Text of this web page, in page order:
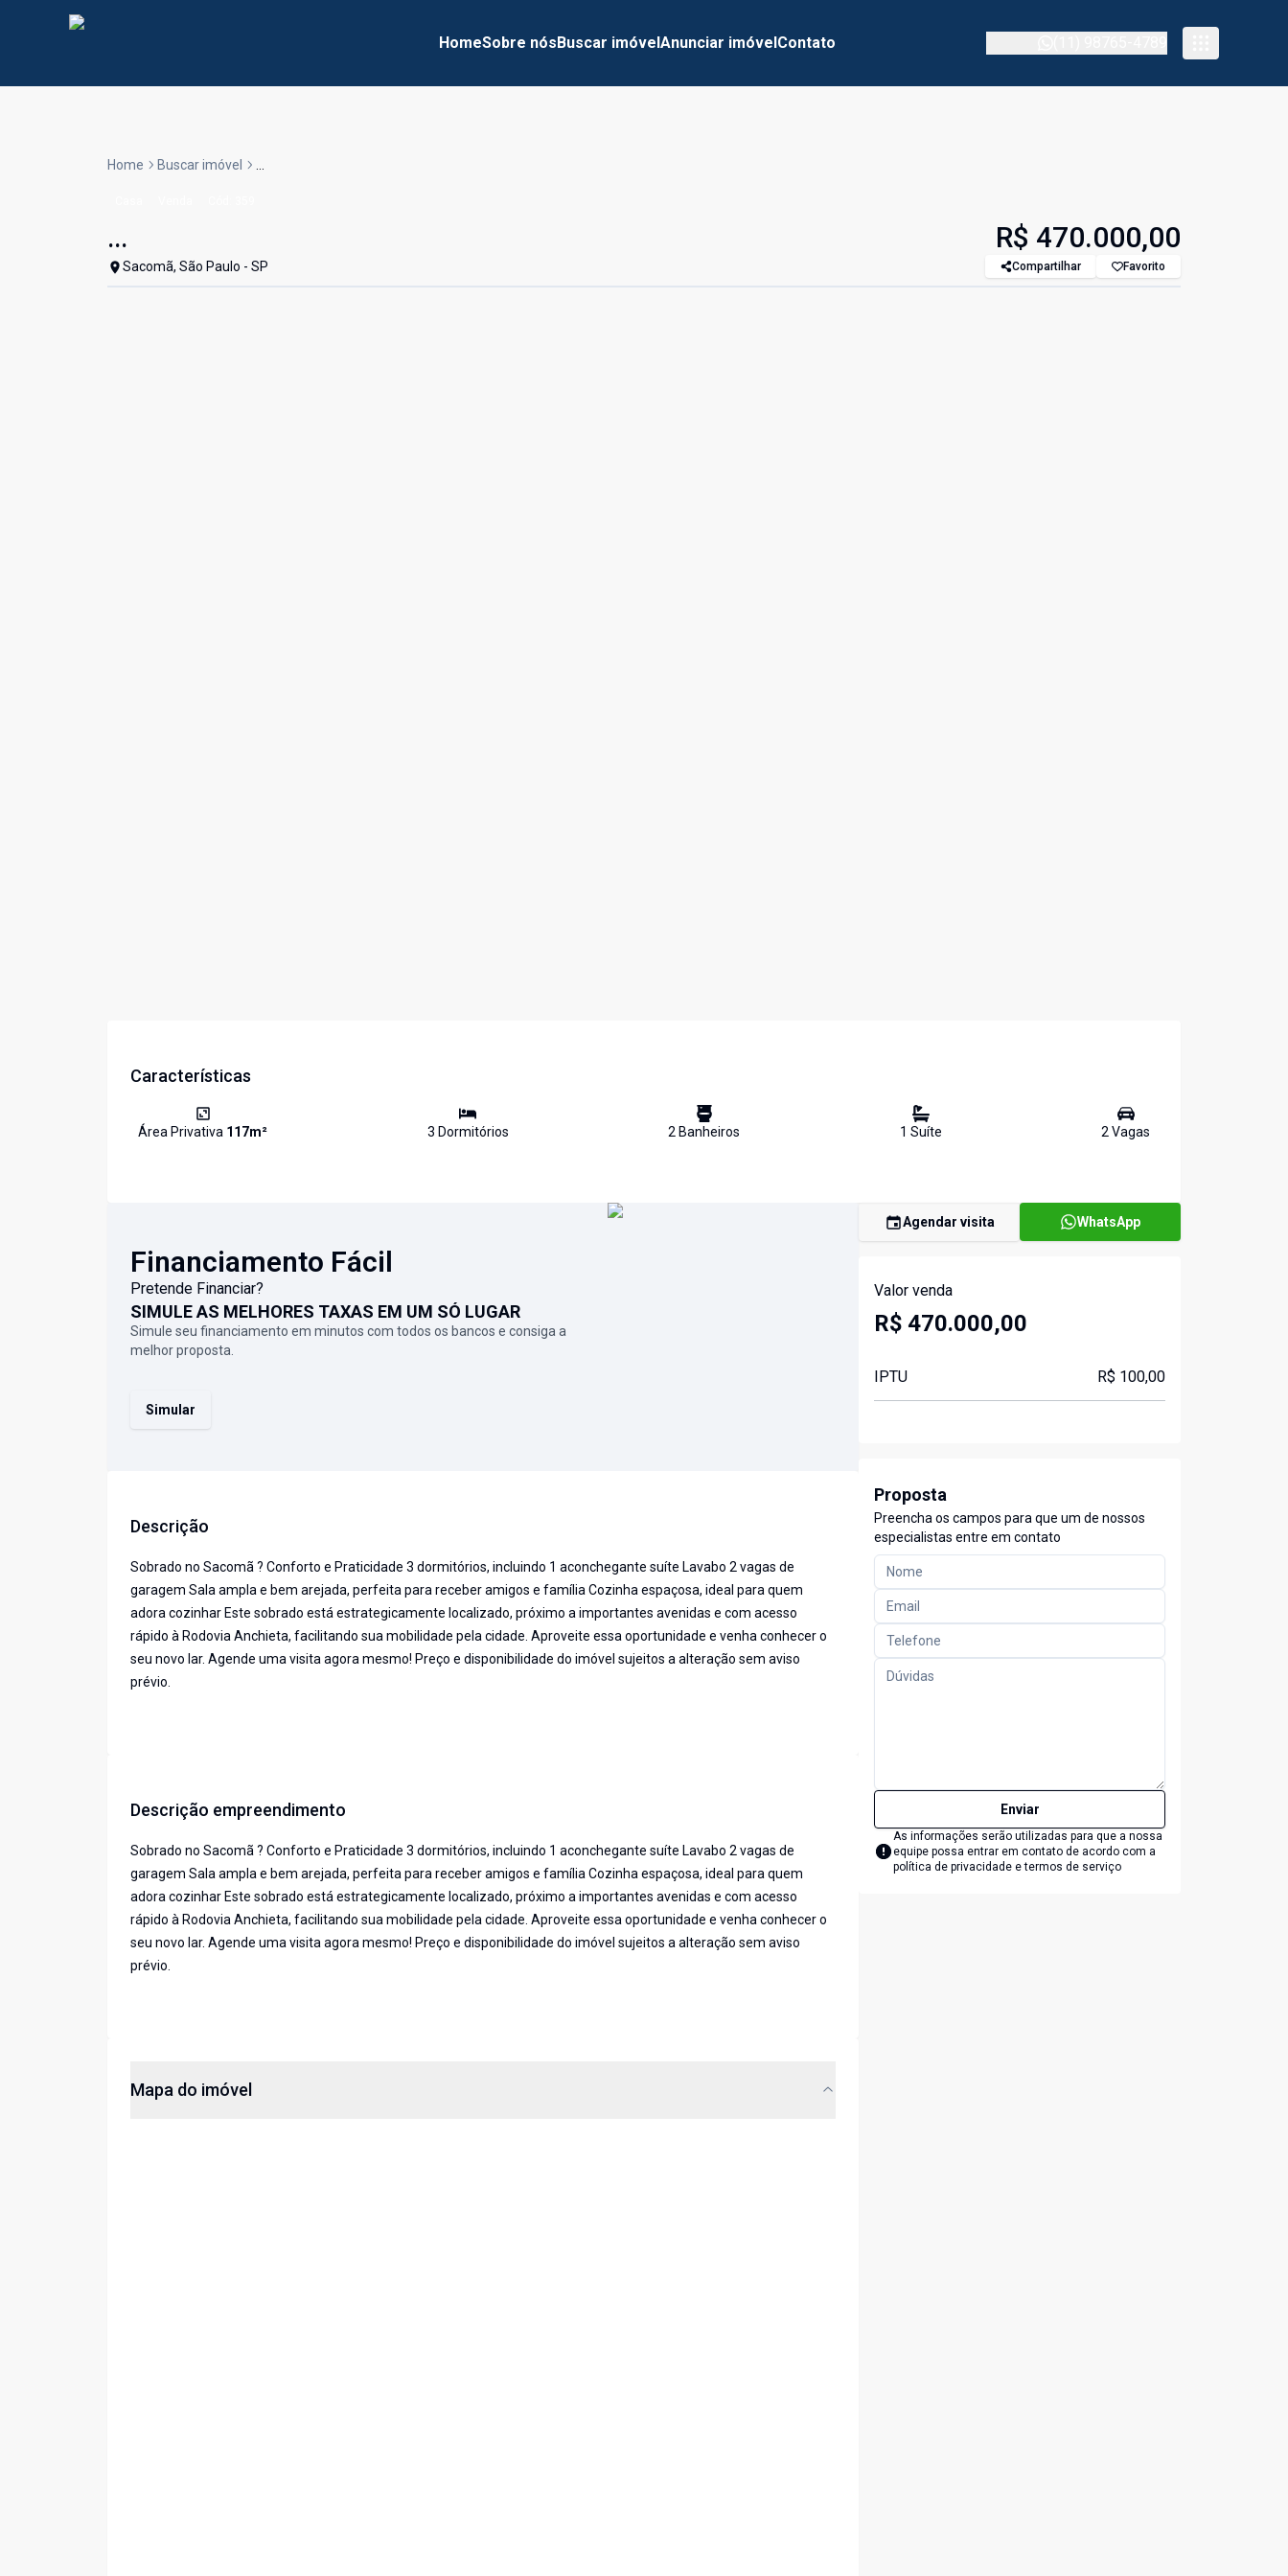
HomeSobre nósBuscar imóvelAnunciar imóvelContato
Home Buscar imóvel ...
...
Sacomã, São Paulo - SP
R$ 470.000,00
Compartilhar Favorito
Características
Área Privativa 117m² 3 Dormitórios 2 Banheiros 1 Suíte 2Vagas
Financiamento Fácil
Pretende Financiar?
SIMULE AS MELHORES TAXAS EM UM SÓ LUGAR
Simule seu financiamento em minutos com todos os bancos e consiga a
melhor proposta.
Simular
Descrição
Sobrado no Sacomã ? Conforto e Praticidade 3 dormitórios, incluindo 1 aconchegante suíte Lavabo 2 vagas de
garagem Sala ampla e bem arejada, perfeita para receber amigos e família Cozinha espaçosa, ideal para quem
adora cozinhar Este sobrado está estrategicamente localizado, próximo a importantes avenidas e com acesso
rápido à Rodovia Anchieta, facilitando sua mobilidade pela cidade. Aproveite essa oportunidade e venha conhecer o
seu novo lar. Agende uma visita agora mesmo! Preço e disponibilidade do imóvel sujeitos a alteração sem aviso
prévio.
Descrição empreendimento
Sobrado no Sacomã ? Conforto e Praticidade 3 dormitórios, incluindo 1 aconchegante suíte Lavabo 2 vagas de
garagem Sala ampla e bem arejada, perfeita para receber amigos e família Cozinha espaçosa, ideal para quem
adora cozinhar Este sobrado está estrategicamente localizado, próximo a importantes avenidas e com acesso
rápido à Rodovia Anchieta, facilitando sua mobilidade pela cidade. Aproveite essa oportunidade e venha conhecer o
seu novo lar. Agende uma visita agora mesmo! Preço e disponibilidade do imóvel sujeitos a alteração sem aviso
prévio.
Mapa do imóvel
Agendar visita WhatsApp
Valor venda
R$ 470.000,00
IPTU R$ 100,00
Proposta
Preencha os campos para que um de nossos
especialistas entre em contato
Enviar
As informações serão utilizadas para que a nossa
equipe possa entrar em contato de acordo com a
política de privacidade e termos de serviço